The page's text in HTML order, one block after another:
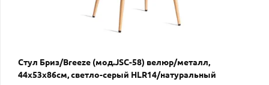
Стул Бриз/Breeze (мод.JSC-58) велюр/металл,
44х53х86см, светло-серый HLR14/натуральный